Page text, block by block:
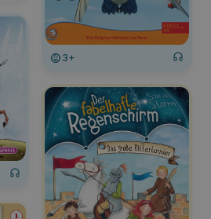
3+